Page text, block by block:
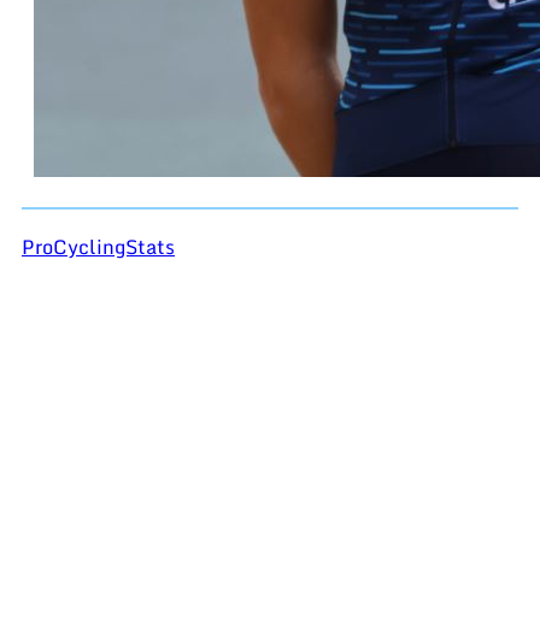
ProCyclingStats